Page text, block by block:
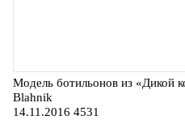
Модель ботильонов из «Дикой
Blahnik
14.11.2016 4531